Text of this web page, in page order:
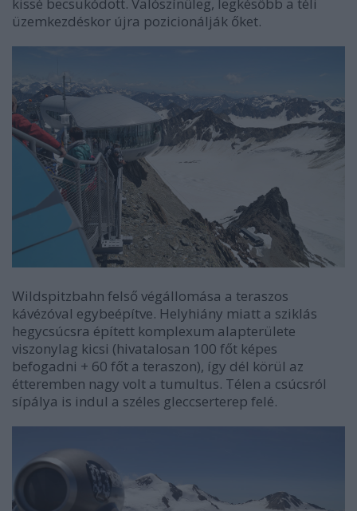
kissé becsukódott. Valószínűleg, legkésőbb a téli
üzemkezdéskor újra pozicionálják őket.
Wildspitzbahn felső végállomása a teraszos
kávézóval egybeépítve. Helyhiány miatt a sziklás
hegycsúcsra épített komplexum alapterülete
viszonylag kicsi (hivatalosan 100 főt képes
befogadni + 60 főt a teraszon), így dél körül az
étteremben nagy volt a tumultus. Télen a csúcsról
sípálya is indul a széles gleccserterep felé.